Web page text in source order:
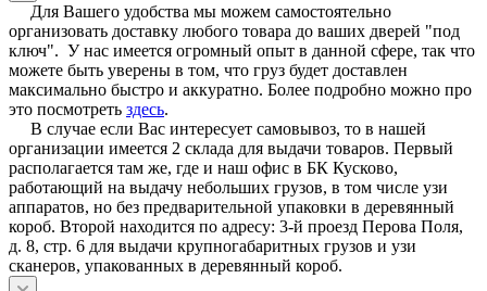
Для Вашего удобства мы можем самостоятельно
организовать доставку любого товара до ваших дверей "под
ключ". У нас имеется огромный опыт в данной сфере, так что
можете быть уверены в том, что груз будет доставлен
максимально быстро и аккуратно. Более подробно можно про
это посмотреть здесь.
В случае если Вас интересует самовывоз, то в нашей
организации имеется 2 склада для выдачи товаров. Первый
располагается там же, где и наш офис в БК Кусково,
работающий на выдачу небольших грузов, в том числе узи
аппаратов, но без предварительной упаковки в деревянный
короб. Второй находится по адресу: 3-й проезд Перова Поля,
д. 8, стр. 6 для выдачи крупногабаритных грузов и узи
сканеров, упакованных в деревянный короб.